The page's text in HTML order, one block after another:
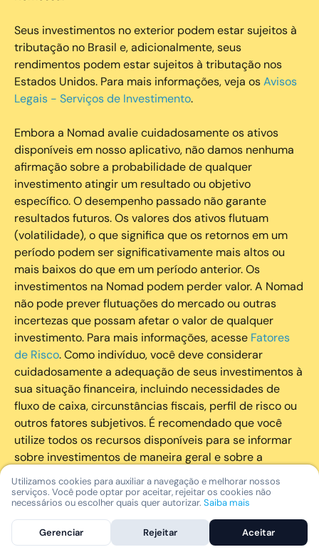
Seus investimentos no exterior podem estar sujeitos à
tributação no Brasil e, adicionalmente, seus
rendimentos podem estar sujeitos à tributação nos
Estados Unidos. Para mais informações, veja osAvisos
Legais - Serviços de Investimento.
Embora a Nomad avalie cuidadosamente os ativos
disponíveis em nosso aplicativo, não damos nenhuma
afirmação sobre a probabilidade de qualquer
investimento atingir um resultado ou objetivo
específico. O desempenho passado não garante
resultados futuros. Os valores dos ativos flutuam
(volatilidade), o que significa que os retornos em um
período podem ser significativamente mais altos ou
mais baixos do que em um período anterior. Os
investimentos na Nomad podem perder valor. A Nomad
não pode prever flutuações do mercado ou outras
incertezas que possam afetar o valor de qualquer
investimento. Para mais informações, acesse Fatores
de Risco. Como indivíduo, você deve considerar
cuidadosamente a adequação de seus investimentos à
sua situação financeira, incluindo necessidades de
fluxo de caixa, circunstâncias fiscais, perfil de risco ou
outros fatores subjetivos. É recomendado que você
utilize todos os recursos disponíveis para se informar
sobre investimentos de maneira geral e sobre a
composição geral de seu portfólio. Questões fiscais ou
legais relativas aos investimentos realizados através da
Nomad devem ser obtidas pelos próprios clientes. A
Nomad e suas afiliadas não fornecem nenhum tipo de
aconselhamento legal ou fiscal.
Utilizamos cookies para auxiliar a navegação e melhorar nossos
serviços. Você pode optar por aceitar, rejeitar os cookies não
necessários ou escolher quais quer autorizar. Saiba mais
Gerenciar Rejeitar Aceitar